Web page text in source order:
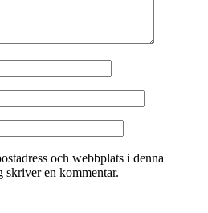
och webbplats i denna
skriver en kommentar.